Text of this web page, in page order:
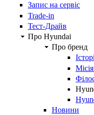
Запис на сервіс
Trade-in
Тест-Драйв
Про Hyundai
Про бренд
Новини